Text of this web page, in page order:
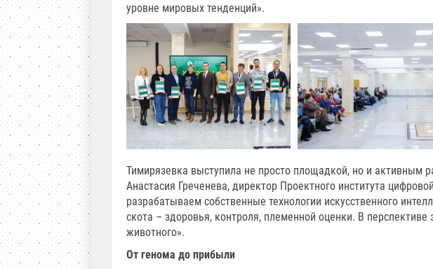
уровне мировых тенденций».
Тимирязевка выступила не просто площадкой, но и активным
Анастасия Греченева, директор Проектного института
разрабатываем собственные технологии искусственного
скота – здоровья, контроля, племенной оценки. В
животного».
От генома до прибыли